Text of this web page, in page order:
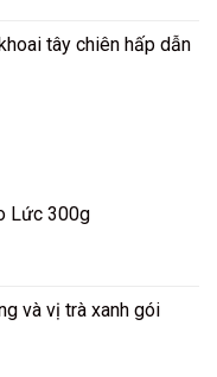
tây chiên hấp dẫn
Lức 300g
và vị trà xanh gói